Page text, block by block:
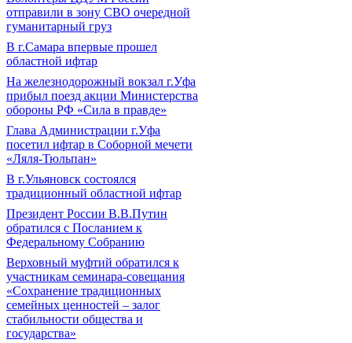
отправили в зону СВО очередной
гуманитарный груз
В г.Самара впервые прошел
областной ифтар
На железнодорожный вокзал г.Уфа
прибыл поезд акции Министерства
обороны РФ «Сила в правде»
Глава Администрации г.Уфа
посетил ифтар в Соборной мечети
«Ляля-Тюльпан»
В г.Ульяновск состоялся
традиционный областной ифтар
Президент России В.В.Путин
обратился с Посланием к
Федеральному Собранию
Верховный муфтий обратился к
участникам семинара-совещания
«Сохранение традиционных
семейных ценностей – залог
стабильности общества и
государства»